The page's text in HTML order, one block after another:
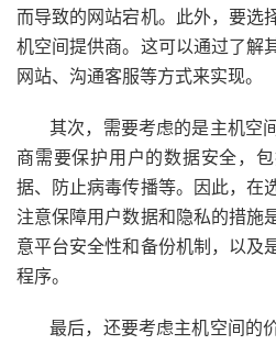
而导致的网站宕机。此外，要选
机空间提供商。这可以通过了解
网站、沟通客服等方式来实现。
其次，需要考虑的是主机空
商需要保护用户的数据安全，
据、防止病毒传播等。因此，在
注意保障用户数据和隐私的措施
意平台安全性和备份机制，以及
程序。
最后，还要考虑主机空间的